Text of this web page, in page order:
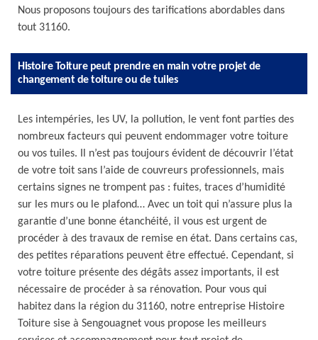
Nous proposons toujours des tarifications abordables dans
tout 31160.
Histoire Toiture peut prendre en main votre projet de
changement de toiture ou de tuiles
Les intempéries, les UV, la pollution, le vent font parties des
nombreux facteurs qui peuvent endommager votre toiture
ou vos tuiles. Il n’est pas toujours évident de découvrir l’état
de votre toit sans l’aide de couvreurs professionnels, mais
certains signes ne trompent pas : fuites, traces d’humidité
sur les murs ou le plafond… Avec un toit qui n’assure plus la
garantie d’une bonne étanchéité, il vous est urgent de
procéder à des travaux de remise en état. Dans certains cas,
des petites réparations peuvent être effectué. Cependant, si
votre toiture présente des dégâts assez importants, il est
nécessaire de procéder à sa rénovation. Pour vous qui
habitez dans la région du 31160, notre entreprise Histoire
Toiture sise à Sengouagnet vous propose les meilleurs